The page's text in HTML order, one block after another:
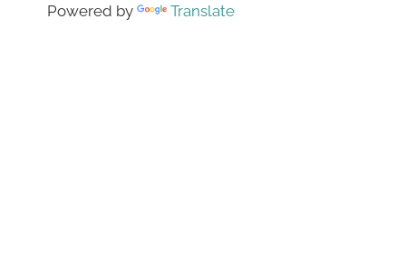
Powered by Translate